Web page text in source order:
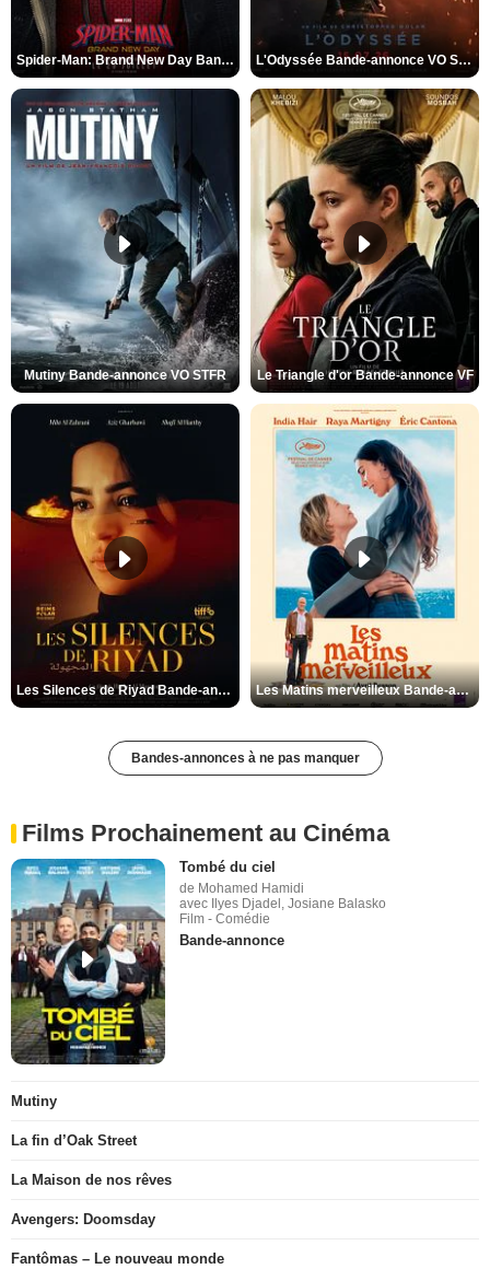
Spider-Man: Brand New Day Bande-annonce VO STFR L'Odyssée Bande-annonce VO STFR
Mutiny Bande-annonce VO STFR Le Triangle d'or Bande-annonce VF
Les Silences de Riyad Bande-annonce VO STFR Les Matins merveilleux Bande-annonce VF
Bandes-annonces à ne pas manquer
Films Prochainement au Cinéma
Tombé du ciel
de Mohamed Hamidi
avec Ilyes Djadel, Josiane Balasko
Film - Comédie
Bande-annonce
Mutiny
La fin d’Oak Street
La Maison de nos rêves
Avengers: Doomsday
Fantômas – Le nouveau monde